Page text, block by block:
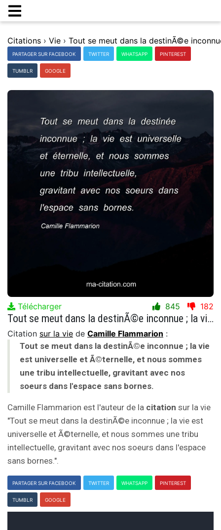
Citations › Vie ›
PARTAGER SUR FACEBOOK TWITTER WHATSAPP PINTEREST
TUMBLR GOOGLE
Télécharger 845 182
Tout se meut dans la destinÃ©e inconnue ; la vie est universelle et Ã©ternelle, et nous sommes une tribu intellectuelle, gravitant avec nos soeurs dans l'espace sans bornes.
Citation sur la vie de Camille Flammarion :
Tout se meut dans la destinÃ©e inconnue ; la vie
est universelle et Ã©ternelle, et nous sommes
une tribu intellectuelle, gravitant avec nos
soeurs dans l'espace sans bornes.
Camille Flammarion est l'auteur de la citation sur la vie
"Tout se meut dans la destinÃ©e inconnue ; la vie est
universelle et Ã©ternelle, et nous sommes une tribu
intellectuelle, gravitant avec nos soeurs dans l'espace
sans bornes.".
PARTAGER SUR FACEBOOK TWITTER WHATSAPP PINTEREST
TUMBLR GOOGLE